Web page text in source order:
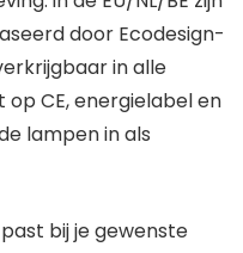
door Ecodesign-
in alle
CE, energielabel en
lampen in als
bij je gewenste